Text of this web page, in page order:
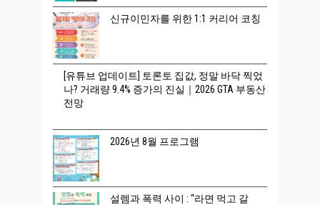
신규이민자를 위한 1:1 커리어 코칭
[유튜브 업데이트] 토론토 집값, 정말 바닥 찍었
나? 거래량 9.4% 증가의 진실｜2026 GTA 부동산
전망
2026년 8월 프로그램
설렘과 폭력 사이 : “라면 먹고 갈